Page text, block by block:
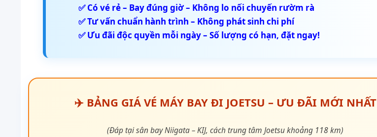
✅ Có vé rẻ – Bay đúng giờ – Không lo nối chuyến rườm rà
✅ Tư vấn chuẩn hành trình – Không phát sinh chi phí
✅ Ưu đãi độc quyền mỗi ngày – Số lượng có hạn, đặt ngay!
✈️ BẢNG GIÁ VÉ MÁY BAY ĐI JOETSU – ƯU ĐÃI MỚI NHẤT
(Đáp tại sân bay Niigata – KIJ, cách trung tâm Joetsu khoảng 118 km)